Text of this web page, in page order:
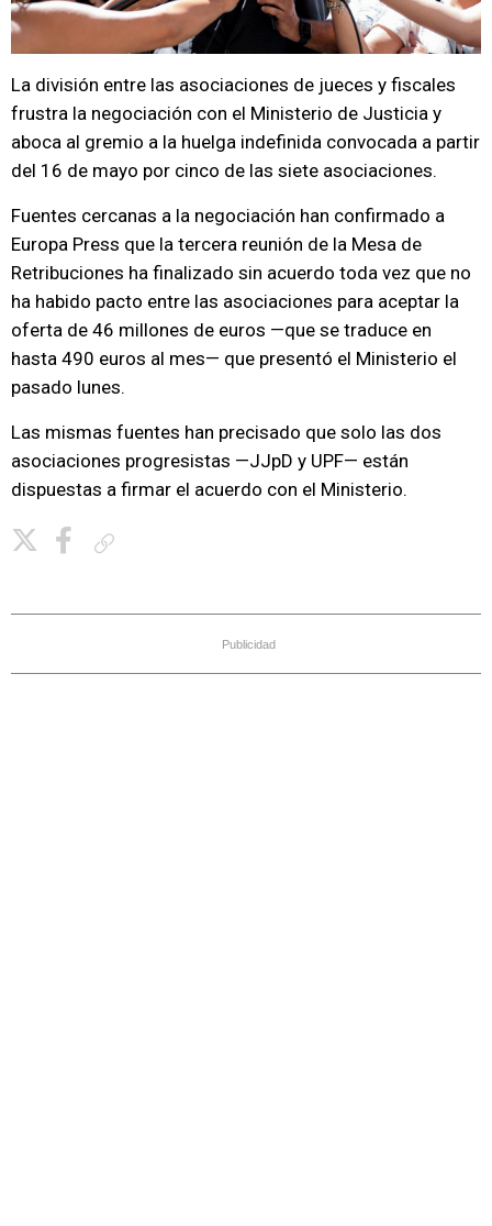
La división entre las asociaciones de jueces y fiscales
frustra la negociación con el Ministerio de Justicia y
aboca al gremio a la huelga indefinida convocada a partir
del 16 de mayo por cinco de las siete asociaciones.
Fuentes cercanas a la negociación han confirmado a
Europa Press que la tercera reunión de la Mesa de
Retribuciones ha finalizado sin acuerdo toda vez que no
ha habido pacto entre las asociaciones para aceptar la
oferta de 46 millones de euros —que se traduce en
hasta 490 euros al mes— que presentó el Ministerio el
pasado lunes.
Las mismas fuentes han precisado que solo las dos
asociaciones progresistas —JJpD y UPF— están
dispuestas a firmar el acuerdo con el Ministerio.
Publicidad